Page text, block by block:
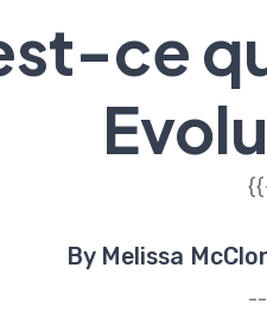
ce
By Melissa